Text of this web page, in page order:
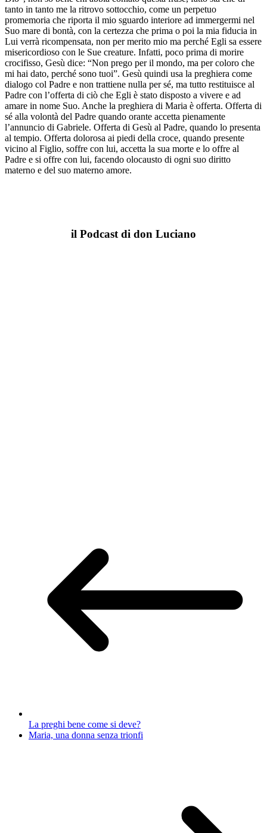
tanto in tanto me la ritrovo sottocchio, come un perpetuo
promemoria che riporta il mio sguardo interiore ad immergermi nel
Suo mare di bontà, con la certezza che prima o poi la mia fiducia in
Lui verrà ricompensata, non per merito mio ma perché Egli sa essere
misericordioso con le Sue creature. Infatti, poco prima di morire
crocifisso, Gesù dice: “Non prego per il mondo, ma per coloro che
mi hai dato, perché sono tuoi”. Gesù quindi usa la preghiera come
dialogo col Padre e non trattiene nulla per sé, ma tutto restituisce al
Padre con l’offerta di ciò che Egli è stato disposto a vivere e ad
amare in nome Suo. Anche la preghiera di Maria è offerta. Offerta di
sé alla volontà del Padre quando orante accetta pienamente
l’annuncio di Gabriele. Offerta di Gesù al Padre, quando lo presenta
al tempio. Offerta dolorosa ai piedi della croce, quando presente
vicino al Figlio, soffre con lui, accetta la sua morte e lo offre al
Padre e si offre con lui, facendo olocausto di ogni suo diritto
materno e del suo materno amore.
il Podcast di don Luciano
La preghi bene come si deve?
Maria, una donna senza trionfi